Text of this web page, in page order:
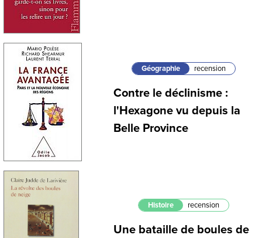
Géographie recension
Contre le déclinisme :
l'Hexagone vu depuis la
Belle Province
Histoire recension
Une bataille de boules de